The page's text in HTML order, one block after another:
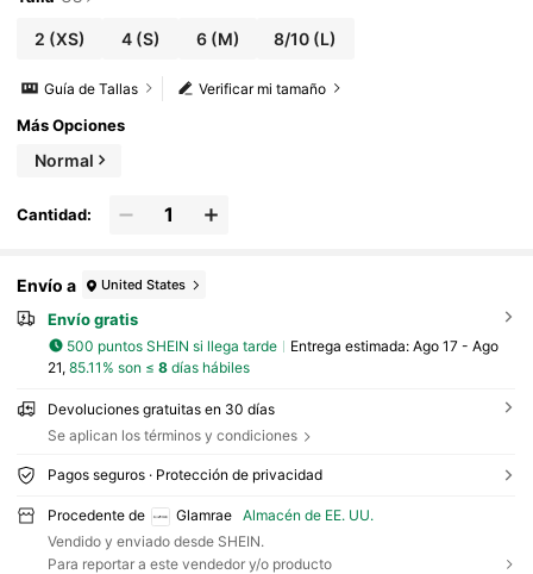
2 (XS) 4(S) 6(M) 8/10 (L)
Verificar mi tamaño
Guía de Tallas
Más Opciones
Normal
Cantidad:
Envío a United States
Envío gratis
500 puntos SHEIN si llega tarde Entrega estimada: Ago 17 - Ago
21, 85.11% son ≤ 8días hábiles
Devoluciones gratuitas en 30 días
Se aplican los términos y condiciones
Pagos seguros · Protección de privacidad
Procedente de Glamrae
Almacén de EE. UU.
Vendido y enviado desde SHEIN.
Para reportar a este vendedor y/o producto